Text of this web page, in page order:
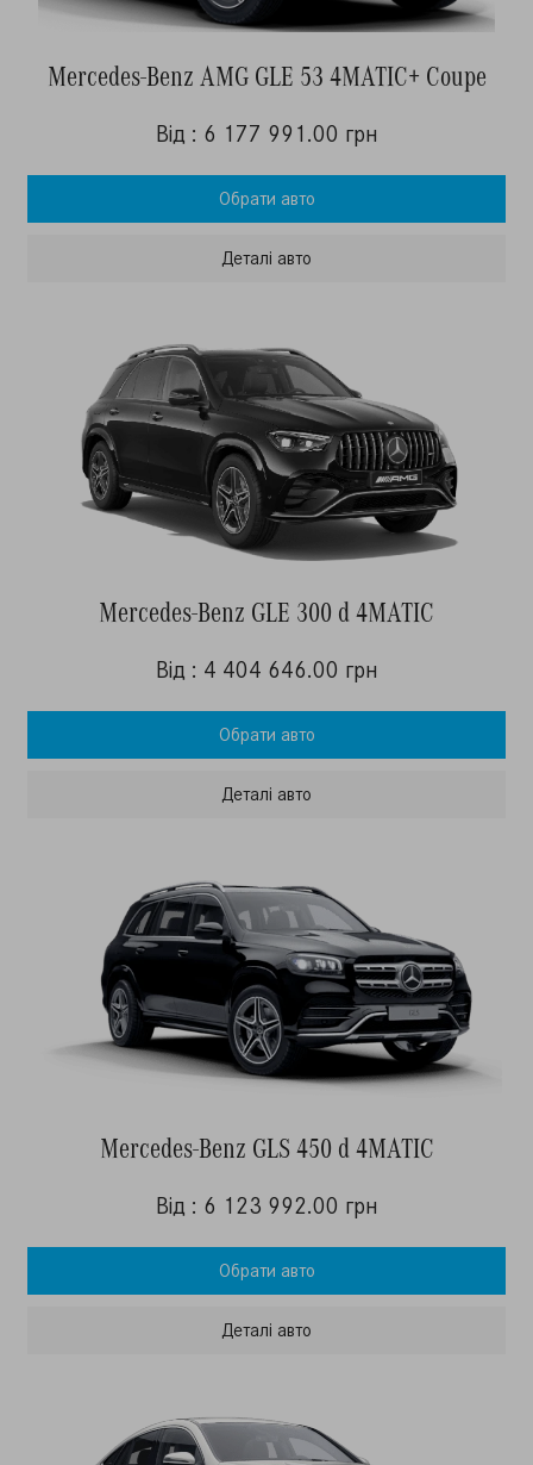
Mercedes-Benz AMG GLE 53 4MATIC+ Coupe
Від : 6 177 991.00 грн
Обрати авто
Деталi авто
Mercedes-Benz GLE 300 d 4MATIC
Від : 4 404 646.00 грн
Обрати авто
Деталi авто
Mercedes-Benz GLS 450 d 4MATIC
Від : 6 123 992.00 грн
Обрати авто
Деталi авто